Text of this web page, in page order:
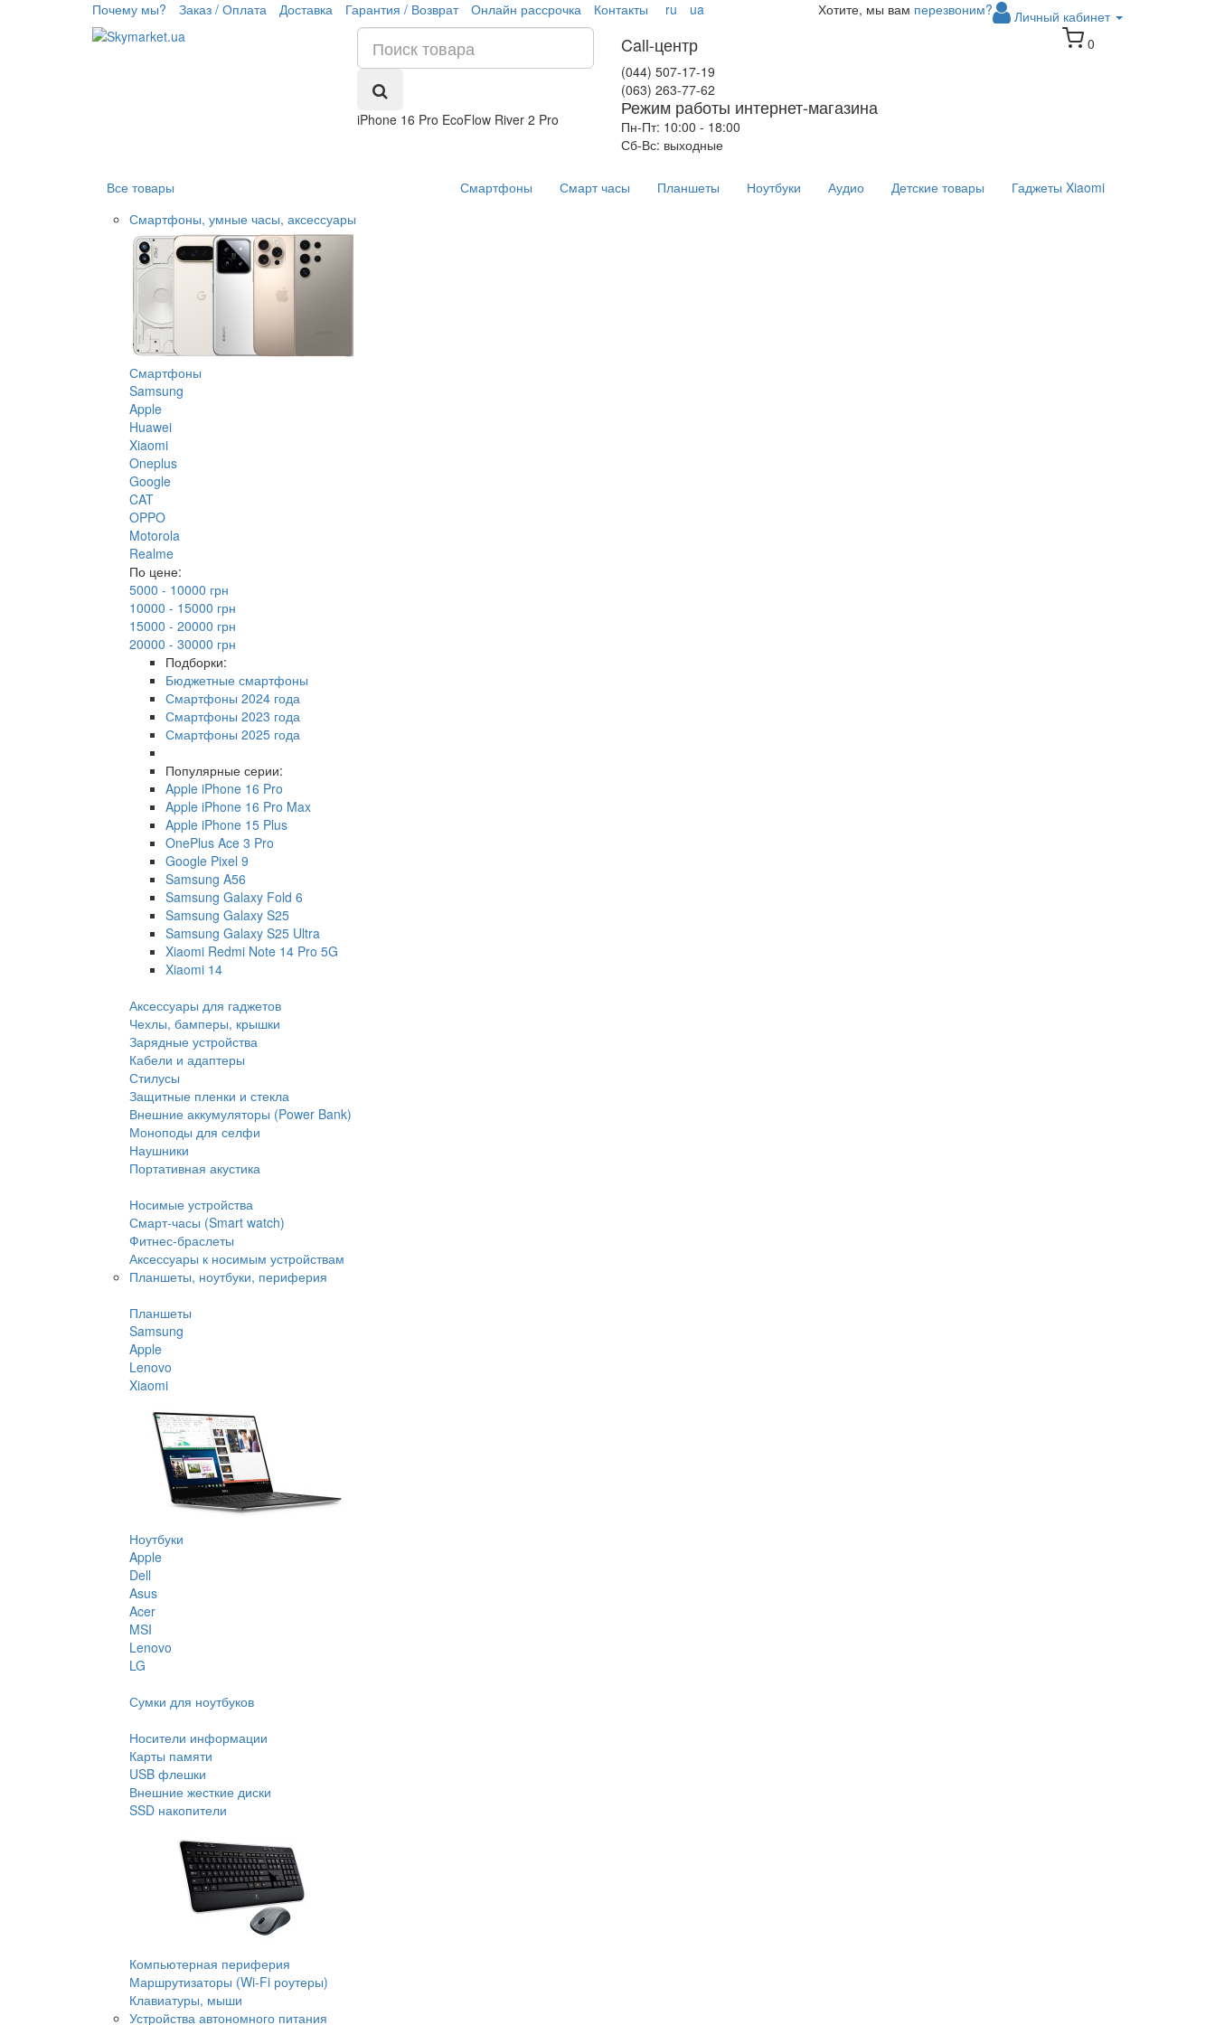
Почему мы? Заказ / Оплата Доставка Гарантия / Возврат Онлайн рассрочка Контакты ru ua Личный кабинет
Хотите, мы вам перезвоним?
iPhone 16 Pro EcoFlow River 2 Pro
Call-центр
(044) 507-17-19
(063) 263-77-62
Режим работы интернет-магазина
Пн-Пт: 10:00 - 18:00
Сб-Вс: выходные
0
Все товары
Смартфоны, умные часы, аксессуары
Смартфоны
Samsung
Apple
Huawei
Xiaomi
Oneplus
Google
CAT
OPPO
Motorola
Realme
По цене:
5000 - 10000 грн
10000 - 15000 грн
15000 - 20000 грн
20000 - 30000 грн
Подборки:
Бюджетные смартфоны
Смартфоны 2024 года
Смартфоны 2023 года
Смартфоны 2025 года
Популярные серии:
Apple iPhone 16 Pro
Apple iPhone 16 Pro Max
Apple iPhone 15 Plus
OnePlus Ace 3 Pro
Google Pixel 9
Samsung A56
Samsung Galaxy Fold 6
Samsung Galaxy S25
Samsung Galaxy S25 Ultra
Xiaomi Redmi Note 14 Pro 5G
Xiaomi 14
Аксессуары для гаджетов
Чехлы, бамперы, крышки
Зарядные устройства
Кабели и адаптеры
Стилусы
Защитные пленки и стекла
Внешние аккумуляторы (Power Bank)
Моноподы для селфи
Наушники
Портативная акустика
Носимые устройства
Смарт-часы (Smart watch)
Фитнес-браслеты
Аксессуары к носимым устройствам
Планшеты, ноутбуки, периферия
Планшеты
Samsung
Apple
Lenovo
Xiaomi
Ноутбуки
Apple
Dell
Asus
Acer
MSI
Lenovo
LG
Сумки для ноутбуков
Носители информации
Карты памяти
USB флешки
Внешние жесткие диски
SSD накопители
Компьютерная периферия
Маршрутизаторы (Wi-Fi роутеры)
Клавиатуры, мыши
Устройства автономного питания
Смартфоны Смарт часы Планшеты Ноутбуки Аудио Детские товары Гаджеты Xiaomi